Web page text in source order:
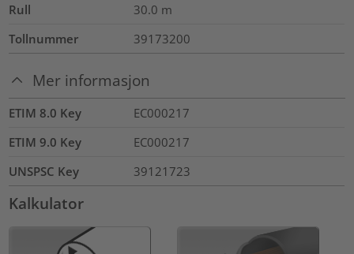
Rull 30.0 m
Tollnummer
39173200
Mer informasjon
ETIM 8.0 Key
EC000217
ETIM 9.0 Key
EC000217
UNSPSC Key
39121723
Kalkulator